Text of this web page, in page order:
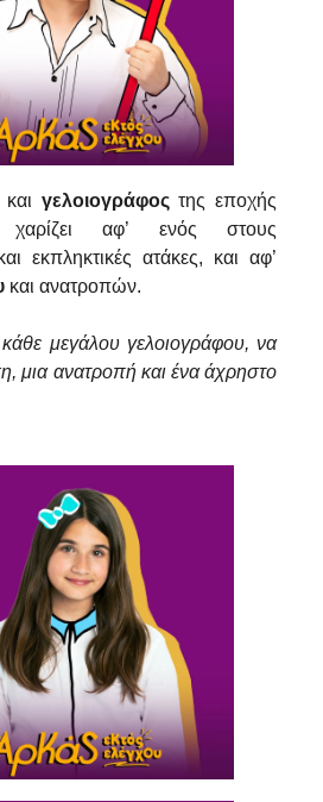
και γελοιογράφοςτης εποχής
αφ’ ενός στους
εκπληκτικές ατάκες, και αφ’
και ανατροπών.
μεγάλου γελοιογράφου, να
μια ανατροπή και ένα άχρηστο